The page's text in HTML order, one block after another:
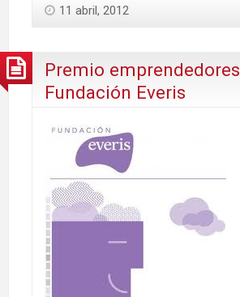
11 abril, 2012
Premio emprendedores
Fundación Everis